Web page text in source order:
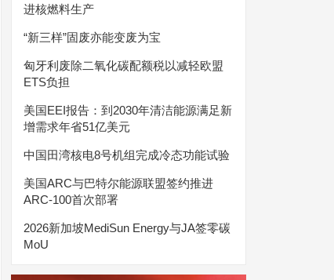
进核燃料生产
“新三样”固废亦能变废为宝
匈牙利废除二氧化碳配额税以减轻欧盟
ETS负担
美国EEI报告：到2030年清洁能源满足新
增需求年省51亿美元
中国田湾核电8号机组完成冷态功能试验
美国ARC与巴特尔能源联盟签约推进
ARC-100首次部署
2026新加坡MediSun Energy与JA签零碳
MoU